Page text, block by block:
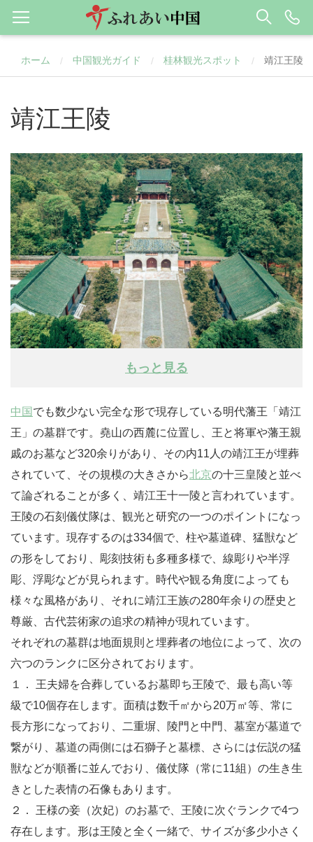
ホーム / 中国観光ガイド / 桂林観光スポット / 靖江王陵
靖江王陵
もっと見る
中国 でも数少ない完全な形で現存している明代藩王「靖江
王」の墓群です。堯山の西麓に位置し、王と将軍や藩王親
戚のお墓など320余りがあり、その内11人の靖江王が埋葬
されていて、その規模の大きさから北京の十三皇陵と並べ
て論ざれることが多く、靖江王十一陵と言われています。
王陵の石刻儀仗隊は、観光と研究の一つのポイントになっ
ています。現存するのは334個で、柱や墓道碑、猛獣など
の形をしており、彫刻技術も多種多様で、線彫りや半浮
彫、浮彫などが見られます。時代や観る角度によっても
様々な風格があり、それに靖江王族の280年余りの歴史と
尊厳、古代芸術家の追求の精神が現れています。
それぞれの墓群は地面規則と埋葬者の地位によって、次の
六つのランクに区分されております。
１． 王夫婦を合葬しているお墓即ち王陵で、最も高い等
級で10個存在します。面積は数千㎡から20万㎡等、常に
長方形になっており、二重塀、陵門と中門、墓室が墓道で
繋がり、墓道の両側には石獅子と墓標、さらには伝説の猛
獣などが順番に並んでおり、儀仗隊（常に11組）の生き生
きとした表情の石像もあります。
２． 王様の妾（次妃）のお墓で、王陵に次ぐランクで4つ
存在します。形は王陵と全く一緒で、サイズが多少小さく